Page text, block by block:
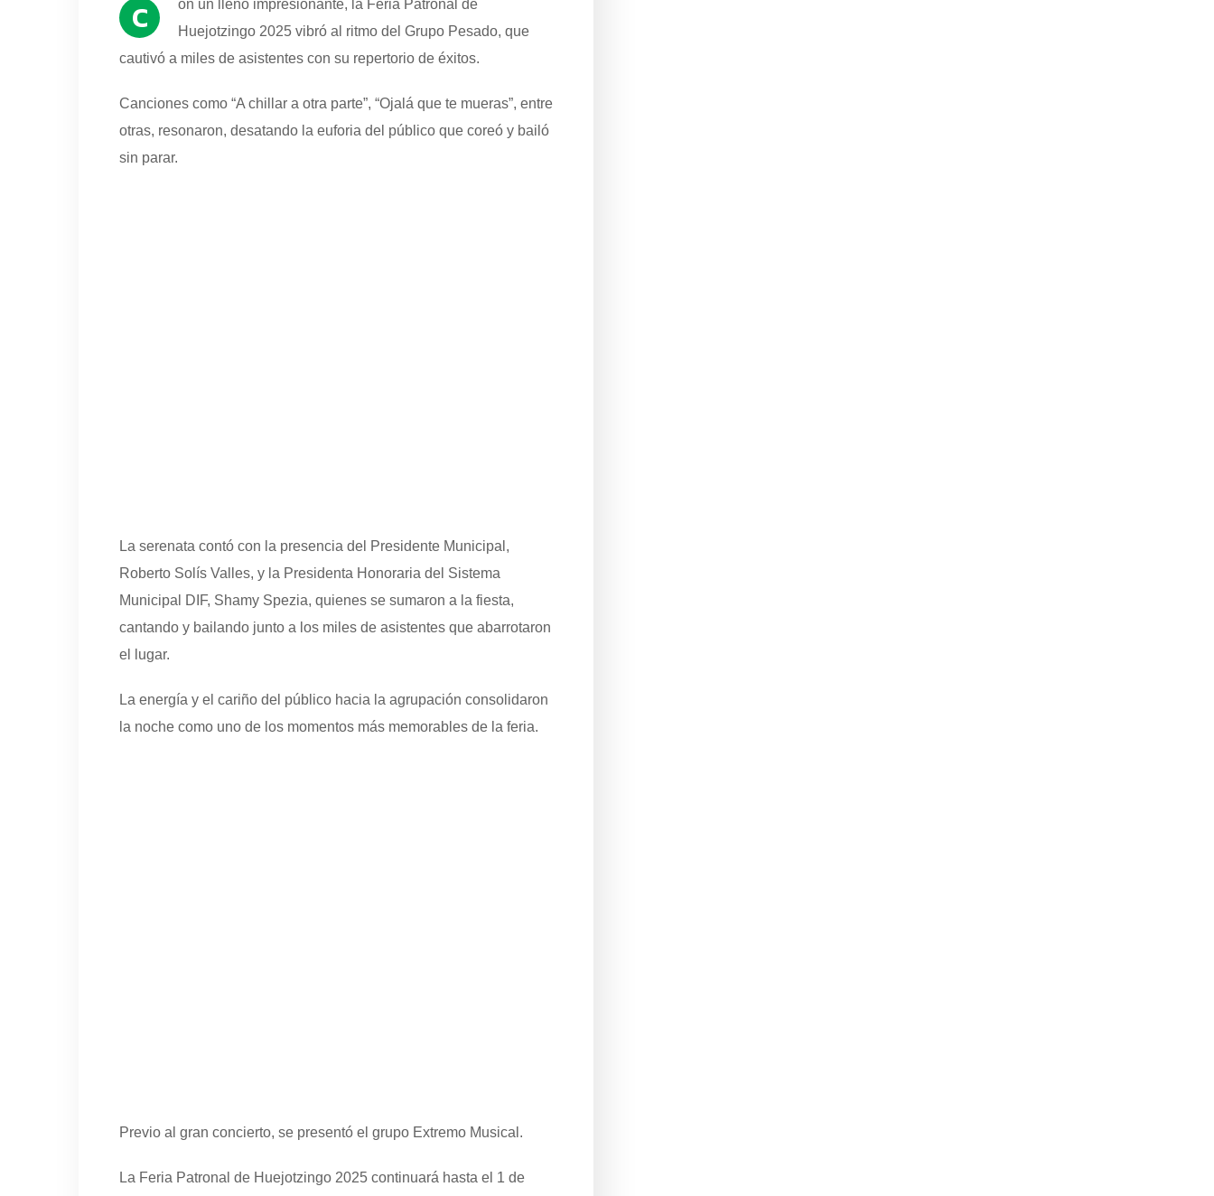
C
on un lleno impresionante, la Feria Patronal de
Huejotzingo 2025 vibró al ritmo del Grupo Pesado, que
cautivó a miles de asistentes con su repertorio de éxitos.
Canciones como “A chillar a otra parte”, “Ojalá que te mueras”, entre
otras, resonaron, desatando la euforia del público que coreó y bailó
sin parar.
La serenata contó con la presencia del Presidente Municipal,
Roberto Solís Valles, y la Presidenta Honoraria del Sistema
Municipal DIF, Shamy Spezia, quienes se sumaron a la fiesta,
cantando y bailando junto a los miles de asistentes que abarrotaron
el lugar.
La energía y el cariño del público hacia la agrupación consolidaron
la noche como uno de los momentos más memorables de la feria.
Previo al gran concierto, se presentó el grupo Extremo Musical.
La Feria Patronal de Huejotzingo 2025 continuará hasta el 1 de